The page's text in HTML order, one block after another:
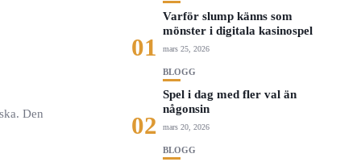
Den
01
Varför slump känns som
mönster i digitala kasinospel
mars 25, 2026
02
BLOGG
Spel i dag med fler val än
någonsin
mars 20, 2026
BLOGG